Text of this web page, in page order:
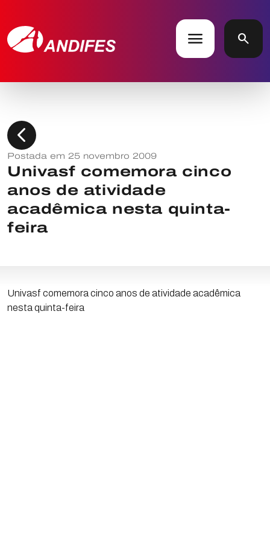
menu search
chevron_left
Postada em 25 novembro 2009
Univasf comemora cinco
anos de atividade
acadêmica nesta quinta-
feira
Univasf comemora cinco anos de atividade acadêmica
nesta quinta-feira